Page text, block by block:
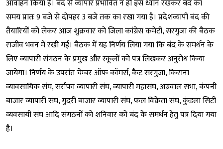
आवाहन किया है। बंद से व्यापार प्रभावित न हो इसे ध्यान रखकर बंद का
समय प्रातः 9 बजे से दोपहर 3 बजे तक का रखा गया है। प्रदेशव्यापी बंद की
तैयारियों को लेकर आज शुक्रवार को जिला कांग्रेस कमेटी, सरगुजा की बैठक
राजीव भवन में रखी गई। बैठक में यह निर्णय लिया गया कि बंद के समर्थन के
लिए व्यापारी संगठन के प्रमुख और स्कूलों को पत्र लिखकर अनुरोध किया
जायेगा। निर्णय के उपरांत चेम्बर ऑफ कॉमर्स, कैट सरगुजा, किराना
व्यावसायिक संघ, सर्राफा व्यापारी संघ, व्यापारी महासंघ, अग्रवाल सभा, कंपनी
बाजार व्यापारी संघ, गुदरी बाजार व्यापारी संघ, फल विक्रेता संघ, कुंडला सिटी
व्यवसायी संघ आदि संगठनों को शनिवार को बंद के समर्थन हेतु पत्र दिया गया
है।